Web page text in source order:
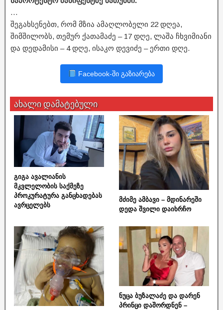
…
შეგახსენებთ, რომ მზია ამაღლობელი 22 დღეა,
შიმშილობს, თემურ ქათამაძე – 17 დღე, ლაშა ჩხვიმიანი
და დედამისი – 4 დღე, ისაკო დევიძე – ერთი დღე.
Facebook-ში გაზიარება
ახალი დამატებული
გიგა ავალიანის
მკვლელობის საქმეზე
პროკურატურა განცხადებას
ავრცელებს
მძიმე ამბავი – მდინარეში
დედა შვილი დაიხრჩო
ნუცა ბუზალაძე და დარენ
პრინცი დაშორდნენ –